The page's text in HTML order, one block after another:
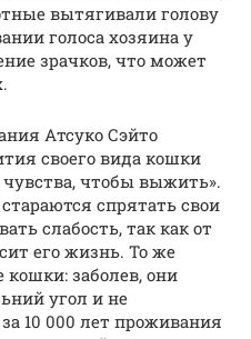
вытягивали голову
голоса хозяина у
зрачков, что может
Атсуко Сэйто
своего вида кошки
чтобы выжить».
спрятать свои
слабость, так как от
его жизнь. То же
заболев, они
угол и не
10 000 лет проживания